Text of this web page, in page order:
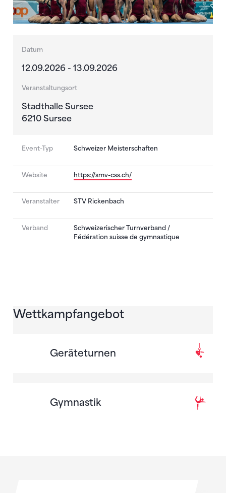
Datum
12.09.2026 - 13.09.2026
Veranstaltungsort
Stadthalle Sursee
6210 Sursee
Event-Typ Schweizer Meisterschaften
Website https://smv-css.ch/
Veranstalter STV Rickenbach
Verband
Schweizerischer Turnverband /
Fédération suisse de gymnastique
Wettkampfangebot
Geräteturnen
Gymnastik